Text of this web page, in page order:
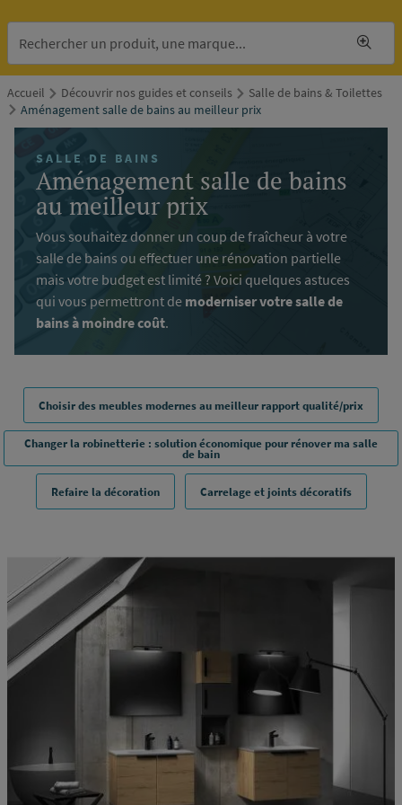
Accueil Découvrir nos guides et conseils
Salle de bains & Toilettes
Aménagement salle de bains au meilleur prix
SALLE DE BAINS
Aménagement salle de bains
au meilleur prix
Vous souhaitez donner un coup de fraîcheur à votre
salle de bains ou effectuer une rénovation partielle
mais votre budget est limité ? Voici quelques astuces
qui vous permettront de moderniser votre salle de
bains à moindre coût.
Choisir des meubles modernes au meilleur rapport qualité/prix
Changer la robinetterie : solution économique pour rénover ma salle
de bain
Refaire la décoration Carrelage et joints décoratifs